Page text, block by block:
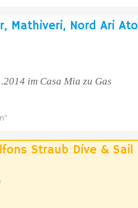
Mathiveri, Nord Ari
im Casa Mia zu Gas
Straub Dive & Sail